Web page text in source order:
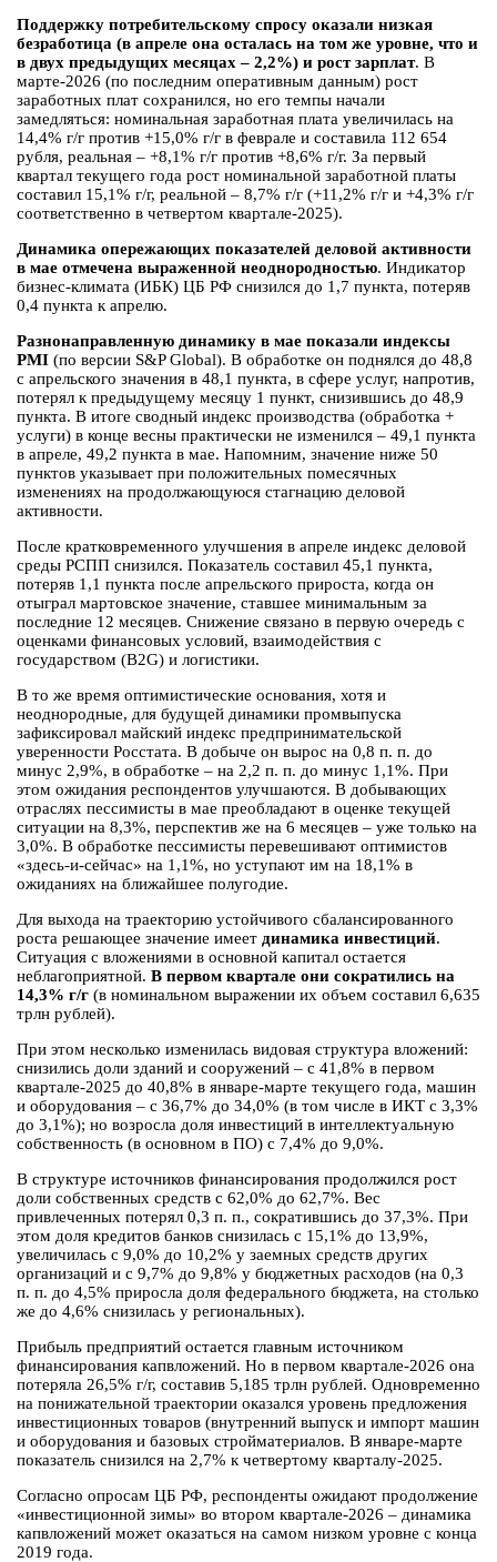
Поддержку потребительскому спросу оказали низкая
безработица (в апреле она осталась на том же уровне, что и
в двух предыдущих месяцах – 2,2%) и рост зарплат. В
марте-2026 (по последним оперативным данным) рост
заработных плат сохранился, но его темпы начали
замедляться: номинальная заработная плата увеличилась на
14,4% г/г против +15,0% г/г в феврале и составила 112 654
рубля, реальная – +8,1% г/г против +8,6% г/г. За первый
квартал текущего года рост номинальной заработной платы
составил 15,1% г/г, реальной – 8,7% г/г (+11,2% г/г и +4,3% г/г
соответственно в четвертом квартале-2025).
Динамика опережающих показателей деловой активности
в мае отмечена выраженной неоднородностью. Индикатор
бизнес-климата (ИБК) ЦБ РФ снизился до 1,7 пункта, потеряв
0,4 пункта к апрелю.
Разнонаправленную динамику в мае показали индексы
PMI (по версии S&P Global). В обработке он поднялся до 48,8
с апрельского значения в 48,1 пункта, в сфере услуг, напротив,
потерял к предыдущему месяцу 1 пункт, снизившись до 48,9
пункта. В итоге сводный индекс производства (обработка +
услуги) в конце весны практически не изменился – 49,1 пункта
в апреле, 49,2 пункта в мае. Напомним, значение ниже 50
пунктов указывает при положительных помесячных
изменениях на продолжающуюся стагнацию деловой
активности.
После кратковременного улучшения в апреле индекс деловой
среды РСПП снизился. Показатель составил 45,1 пункта,
потеряв 1,1 пункта после апрельского прироста, когда он
отыграл мартовское значение, ставшее минимальным за
последние 12 месяцев. Снижение связано в первую очередь с
оценками финансовых условий, взаимодействия с
государством (B2G) и логистики.
В то же время оптимистические основания, хотя и
неоднородные, для будущей динамики промвыпуска
зафиксировал майский индекс предпринимательской
уверенности Росстата. В добыче он вырос на 0,8 п. п. до
минус 2,9%, в обработке – на 2,2 п. п. до минус 1,1%. При
этом ожидания респондентов улучшаются. В добывающих
отраслях пессимисты в мае преобладают в оценке текущей
ситуации на 8,3%, перспектив же на 6 месяцев – уже только на
3,0%. В обработке пессимисты перевешивают оптимистов
«здесь-и-сейчас» на 1,1%, но уступают им на 18,1% в
ожиданиях на ближайшее полугодие.
Для выхода на траекторию устойчивого сбалансированного
роста решающее значение имеет динамика инвестиций.
Ситуация с вложениями в основной капитал остается
неблагоприятной. В первом квартале они сократились на
14,3% г/г (в номинальном выражении их объем составил 6,635
трлн рублей).
При этом несколько изменилась видовая структура вложений:
снизились доли зданий и сооружений – с 41,8% в первом
квартале-2025 до 40,8% в январе-марте текущего года, машин
и оборудования – с 36,7% до 34,0% (в том числе в ИКТ с 3,3%
до 3,1%); но возросла доля инвестиций в интеллектуальную
собственность (в основном в ПО) с 7,4% до 9,0%.
В структуре источников финансирования продолжился рост
доли собственных средств с 62,0% до 62,7%. Вес
привлеченных потерял 0,3 п. п., сократившись до 37,3%. При
этом доля кредитов банков снизилась с 15,1% до 13,9%,
увеличилась с 9,0% до 10,2% у заемных средств других
организаций и с 9,7% до 9,8% у бюджетных расходов (на 0,3
п. п. до 4,5% приросла доля федерального бюджета, на столько
же до 4,6% снизилась у региональных).
Прибыль предприятий остается главным источником
финансирования капвложений. Но в первом квартале-2026 она
потеряла 26,5% г/г, составив 5,185 трлн рублей. Одновременно
на понижательной траектории оказался уровень предложения
инвестиционных товаров (внутренний выпуск и импорт машин
и оборудования и базовых стройматериалов. В январе-марте
показатель снизился на 2,7% к четвертому кварталу-2025.
Согласно опросам ЦБ РФ, респонденты ожидают продолжение
«инвестиционной зимы» во втором квартале-2026 – динамика
капвложений может оказаться на самом низком уровне с конца
2019 года.